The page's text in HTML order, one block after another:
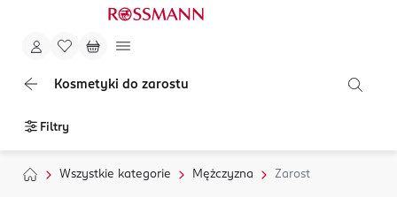
Kosmetyki do zarostu
Filtry
Wszystkie kategorie Mężczyzna Zarost